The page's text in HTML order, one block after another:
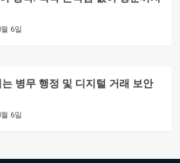
6일
병무 행정 및 디지털 거래 보안
6일